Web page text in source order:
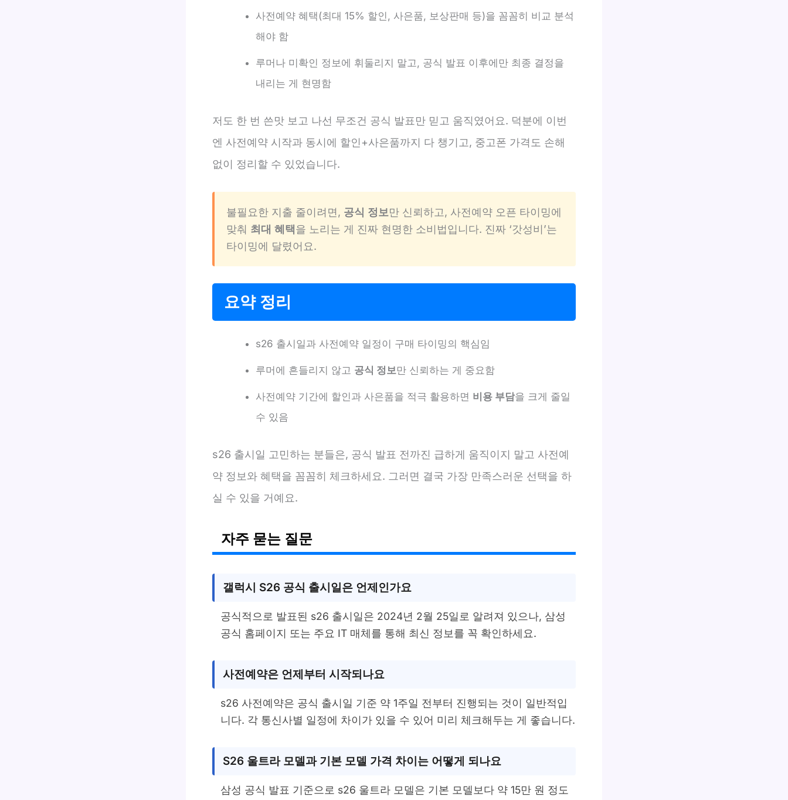
사전예약 혜택(최대 15% 할인, 사은품, 보상판매 등)을 꼼꼼히 비교 분석
해야 함
루머나 미확인 정보에 휘둘리지 말고, 공식 발표 이후에만 최종 결정을
내리는 게 현명함
저도 한 번 쓴맛 보고 나선 무조건 공식 발표만 믿고 움직였어요. 덕분에 이번
엔 사전예약 시작과 동시에 할인+사은품까지 다 챙기고, 중고폰 가격도 손해
없이 정리할 수 있었습니다.
불필요한 지출 줄이려면, 공식 정보만 신뢰하고, 사전예약 오픈 타이밍에
맞춰 최대 혜택을 노리는 게 진짜 현명한 소비법입니다. 진짜 ‘갓성비’는
타이밍에 달렸어요.
요약 정리
s26 출시일과 사전예약 일정이 구매 타이밍의 핵심임
루머에 흔들리지 않고 공식 정보만 신뢰하는 게 중요함
사전예약 기간에 할인과 사은품을 적극 활용하면 비용 부담을 크게 줄일
수 있음
s26 출시일 고민하는 분들은, 공식 발표 전까진 급하게 움직이지 말고 사전예
약 정보와 혜택을 꼼꼼히 체크하세요. 그러면 결국 가장 만족스러운 선택을 하
실 수 있을 거예요.
자주 묻는 질문
갤럭시 S26 공식 출시일은 언제인가요
공식적으로 발표된 s26 출시일은 2024년 2월 25일로 알려져 있으나, 삼성
공식 홈페이지 또는 주요 IT 매체를 통해 최신 정보를 꼭 확인하세요.
사전예약은 언제부터 시작되나요
s26 사전예약은 공식 출시일 기준 약 1주일 전부터 진행되는 것이 일반적입
니다. 각 통신사별 일정에 차이가 있을 수 있어 미리 체크해두는 게 좋습니다.
S26 울트라 모델과 기본 모델 가격 차이는 어떻게 되나요
삼성 공식 발표 기준으로 s26 울트라 모델은 기본 모델보다 약 15만 원 정도